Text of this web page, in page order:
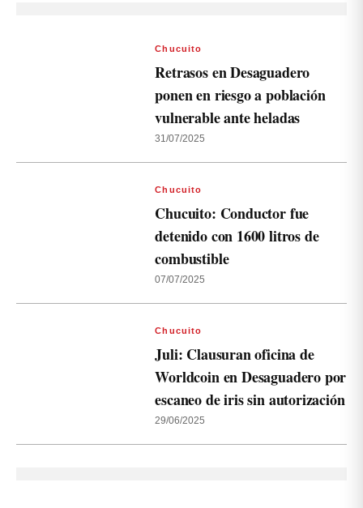
Chucuito
Retrasos en Desaguadero
ponen en riesgo a población
vulnerable ante heladas
31/07/2025
Chucuito
Chucuito: Conductor fue
detenido con 1600 litros de
combustible
07/07/2025
Chucuito
Juli: Clausuran oficina de
Worldcoin en Desaguadero por
escaneo de iris sin autorización
29/06/2025